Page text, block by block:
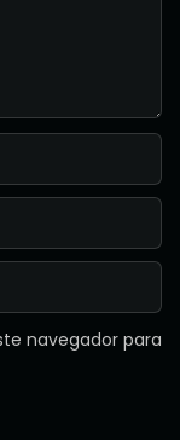
navegador para